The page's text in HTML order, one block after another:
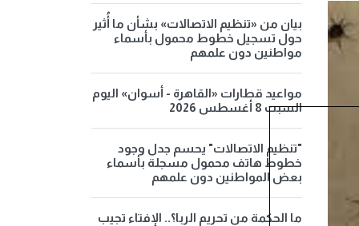
بيان من «تنظيم الاتصالات» بشأن ما أُثير
حول تسجيل خطوط محمول بأسماء
مواطنين دون علمهم
مواعيد قطارات «القاهرة - أسوان» اليوم
السبت 8 أغسطس 2026
"تنظيم الاتصالات" يحسم جدل وجود
خطوط هاتف محمول مسجلة بأسماء
بعض المواطنين دون علمهم
ما الحكمة من تحريم الربا؟.. الإفتاء تجيب